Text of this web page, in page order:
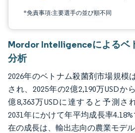
*免責事項:主要選手の並び順不同
Mordor Intelligenceによるベ
分析
2026年のベトナム殺菌剤市場規模
され、2025年の2億2,190万USDか
億8,363万USDに達すると予測さ
2031年にかけて年平均成長率
在の成長は、輸出志向の農業モデ